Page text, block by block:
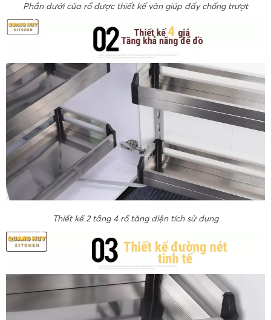
Phần dưới của rổ được thiết kế vân giúp đấy chống trượt
Thiết kế 2 tầng 4 rổ tăng diện tích sử dụng